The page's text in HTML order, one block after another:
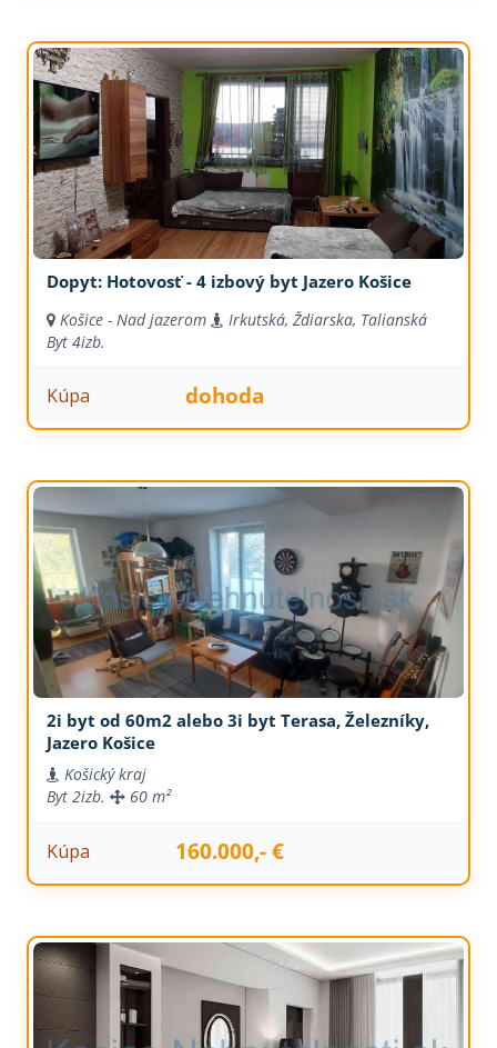
Dopyt: Hotovosť - 4 izbový byt Jazero Košice
Košice - Nad jazerom
Irkutská, Ždiarska, Talianská
Byt 4izb.
Kúpa dohoda
2i byt od 60m2 alebo 3i byt Terasa, Železníky,
Jazero Košice
Košický kraj
Byt 2izb. 60 m²
Kúpa 160.000,- €